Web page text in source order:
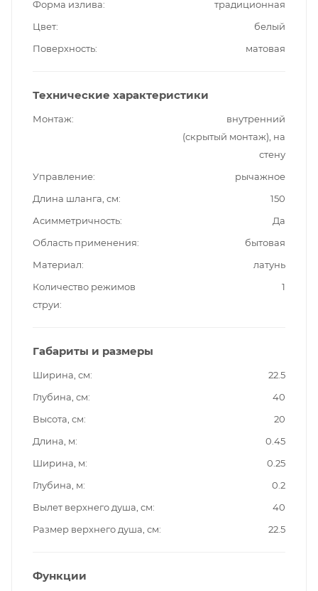
Форма излива
традиционная
Цвет
белый
Поверхность
матовая
Технические характеристики
Монтаж
внутренний
(скрытый монтаж), на
стену
Управление
рычажное
Длина шланга, см
150
Асимметричность
Да
Область применения
бытовая
Материал
латунь
Количество режимов
струи
1
Габариты и размеры
Ширина, см
22.5
Глубина, см
40
Высота, см
20
Длина, м
0.45
Ширина, м
0.25
Глубина, м
0.2
Вылет верхнего душа, см
40
Размер верхнего душа, см
22.5
Функции